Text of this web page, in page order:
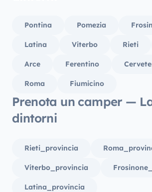
Pontina Pomezia
Latina Viterbo Rieti
Arce Ferentino
Roma Fiumicino
Prenota un camper —
dintorni
Rieti_provincia
Viterbo_provincia
Latina_provincia